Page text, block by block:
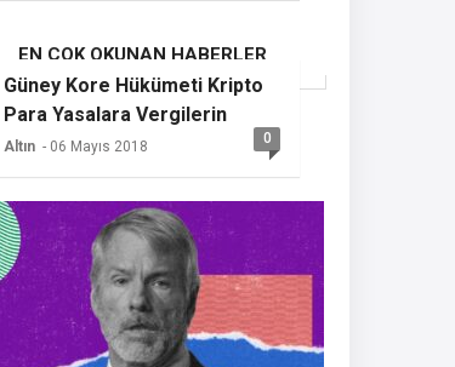
EN ÇOK OKUNAN HABERLER
Güney Kore Hükümeti Kripto
Para Yasalara Vergilerin
Getireceğini Açıkladı
Altın - 06 Mayıs 2018 0